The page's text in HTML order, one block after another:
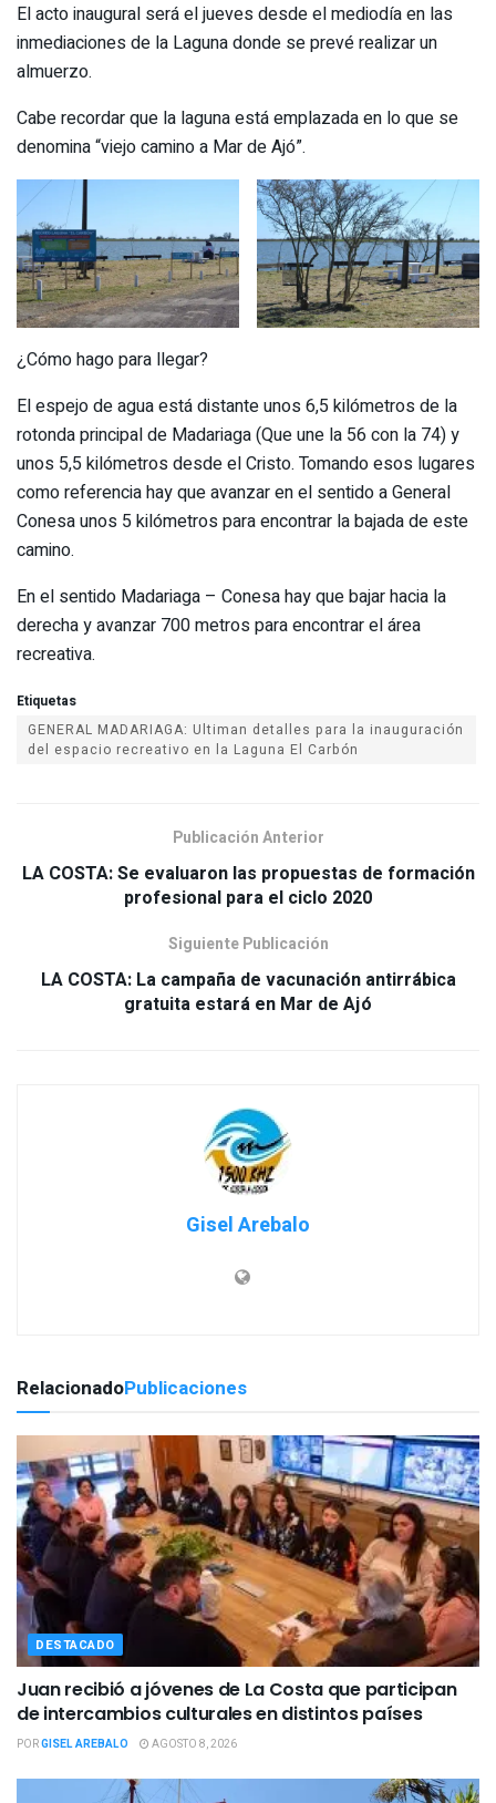
El acto inaugural será el jueves desde el mediodía en las
inmediaciones de la Laguna donde se prevé realizar un
almuerzo.
Cabe recordar que la laguna está emplazada en lo que se
denomina “viejo camino a Mar de Ajó”.
¿Cómo hago para llegar?
El espejo de agua está distante unos 6,5 kilómetros de la
rotonda principal de Madariaga (Que une la 56 con la 74) y
unos 5,5 kilómetros desde el Cristo. Tomando esos lugares
como referencia hay que avanzar en el sentido a General
Conesa unos 5 kilómetros para encontrar la bajada de este
camino.
En el sentido Madariaga – Conesa hay que bajar hacia la
derecha y avanzar 700 metros para encontrar el área
recreativa.
Etiquetas
GENERAL MADARIAGA: Ultiman detalles para la inauguración
del espacio recreativo en la Laguna El Carbón
Publicación Anterior
LA COSTA: Se evaluaron las propuestas de formación
profesional para el ciclo 2020
Siguiente Publicación
LA COSTA: La campaña de vacunación antirrábica
gratuita estará en Mar de Ajó
Gisel Arebalo
RelacionadoPublicaciones
DESTACADO
Juan recibió a jóvenes de La Costa que participan
de intercambios culturales en distintos países
PORGISEL AREBALO AGOSTO 8, 2026